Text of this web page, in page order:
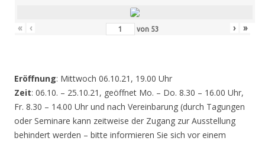
« ‹ von 53 › »
Eröffnung: Mittwoch 06.10.21, 19.00 Uhr
Zeit: 06.10. – 25.10.21, geöffnet Mo. – Do. 8.30 – 16.00 Uhr,
Fr. 8.30 – 14.00 Uhr und nach Vereinbarung (durch Tagungen
oder Seminare kann zeitweise der Zugang zur Ausstellung
behindert werden – bitte informieren Sie sich vor einem